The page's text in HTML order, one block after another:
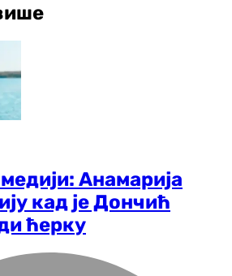
Анамарија
кад је Дончић
ћерку